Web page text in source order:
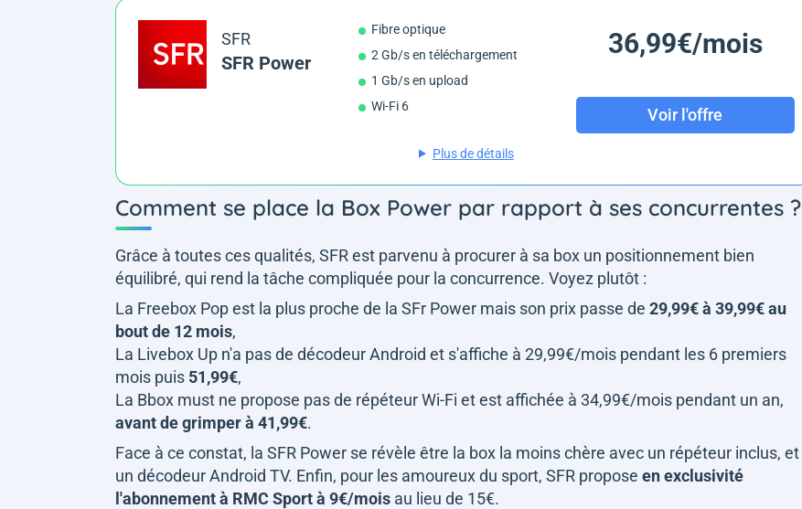
SFR
SFR Power
Fibre optique
2 Gb/s en téléchargement
1 Gb/s en upload
Wi-Fi 6
36,99€/mois
Voir l'offre
Plus de détails
Comment se place la Box Power par rapport à ses concurrentes ?
Grâce à toutes ces qualités, SFR est parvenu à procurer à sa box un positionnement bien
équilibré, qui rend la tâche compliquée pour la concurrence. Voyez plutôt :
La Freebox Pop est la plus proche de la SFr Power mais son prix passe de 29,99€ à 39,99€ au
bout de 12 mois,
La Livebox Up n'a pas de décodeur Android et s'affiche à 29,99€/mois pendant les 6 premiers
mois puis 51,99€,
La Bbox must ne propose pas de répéteur Wi-Fi et est affichée à 34,99€/mois pendant un an,
avant de grimper à 41,99€.
Face à ce constat, la SFR Power se révèle être la box la moins chère avec un répéteur inclus, et
un décodeur Android TV. Enfin, pour les amoureux du sport, SFR propose en exclusivité
l'abonnement à RMC Sport à 9€/mois au lieu de 15€.